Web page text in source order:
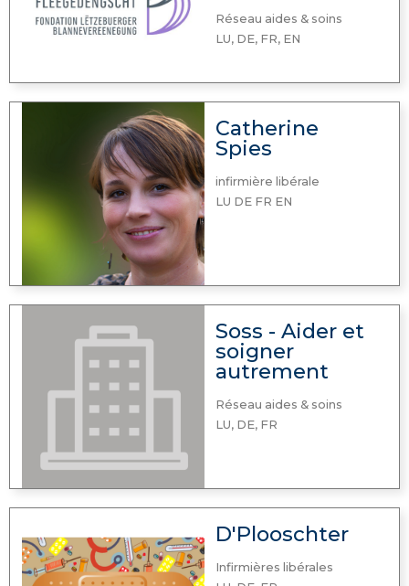
Réseau aides & soins
LU, DE, FR, EN
Catherine
Spies
infirmière libérale
LU DE FR EN
Soss - Aider et
soigner
autrement
Réseau aides & soins
LU, DE, FR
D'Plooschter
Infirmières libérales